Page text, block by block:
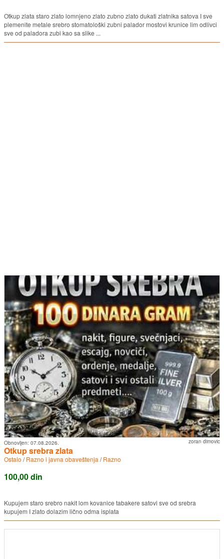
Otkup zlata staro zlato lomnjeno zlato zubno zlato dukati zlatnika satova I sve
plemenite metale srebro stomatološki zubni palador mostovi krunice lim odlivci
sve od paladora zubi kao sa slike ...
zoran dimovic
Obnovljen: 07.08.2026.
Otkup srebra zlata
Ostalo /Razno i javna obaveštenja /Razno
100,00 din
Kupujem staro srebro nakit lom kovanice tabakere satovi sve od srebra
kupujem I zlato dolazim lično odma isplata